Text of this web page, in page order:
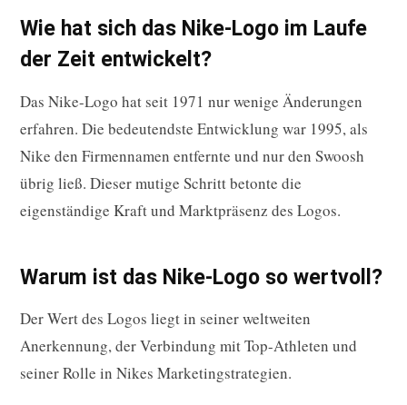
Wie hat sich das Nike-Logo im Laufe
der Zeit entwickelt?
Das Nike-Logo hat seit 1971 nur wenige Änderungen
erfahren. Die bedeutendste Entwicklung war 1995, als
Nike den Firmennamen entfernte und nur den Swoosh
übrig ließ. Dieser mutige Schritt betonte die
eigenständige Kraft und Marktpräsenz des Logos.
Warum ist das Nike-Logo so wertvoll?
Der Wert des Logos liegt in seiner weltweiten
Anerkennung, der Verbindung mit Top-Athleten und
seiner Rolle in Nikes Marketingstrategien.